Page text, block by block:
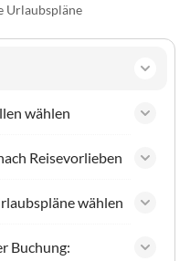
Urlaubspläne
wählen
Reisevorlieben
wählen
Buchung: